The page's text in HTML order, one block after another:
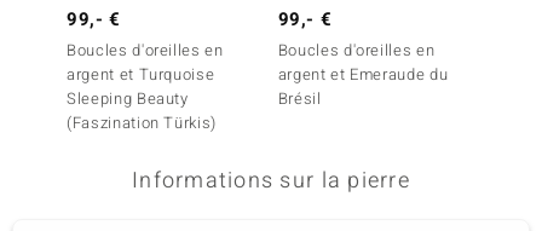
99,- €
Boucles d'oreilles en
argent et Turquoise
Sleeping Beauty
(Faszination Türkis)
99,- €
Boucles d'oreilles en
argent et Emeraude du
Brésil
Informations sur la pierre